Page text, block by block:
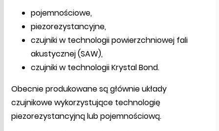
pojemnościowe,
piezorezystancyjne,
czujniki w technologii powierzchniowej fali
akustycznej (SAW),
czujniki w technologii Krystal Bond.
Obecnie produkowane są głównie układy
czujnikowe wykorzystujące technologię
piezorezystancyjną lub pojemnościową.